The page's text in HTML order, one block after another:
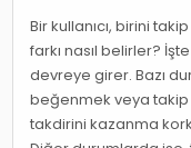
Bir kullanıcı, birini
farkı nasıl belirler?
devreye girer. Bazı
beğenmek veya takip
takdirini kazanma